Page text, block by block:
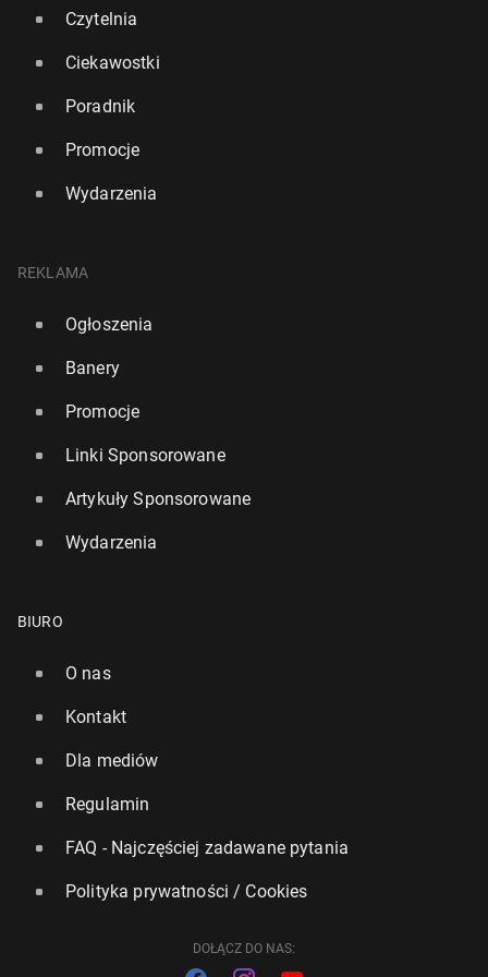
Tysiące po­łoż­nych re­zy­gnu­ją z pracy w NHS.
Narasta kryzys kadrowy na od­dzia­łach po­łoż­ni­czych
Sprze­daż nie­le­gal­nych pa­pie­ro­sów w UK gwał­tow­nie
Czytelnia
Ciekawostki
Poradnik
Promocje
Wydarzenia
REKLAMA
Ogłoszenia
Banery
Promocje
Linki Sponsorowane
Artykuły Sponsorowane
Wydarzenia
BIURO
O nas
Kontakt
Dla mediów
Regulamin
FAQ - Najczęściej zadawane pytania
Polityka prywatności / Cookies
DOŁĄCZ DO NAS: